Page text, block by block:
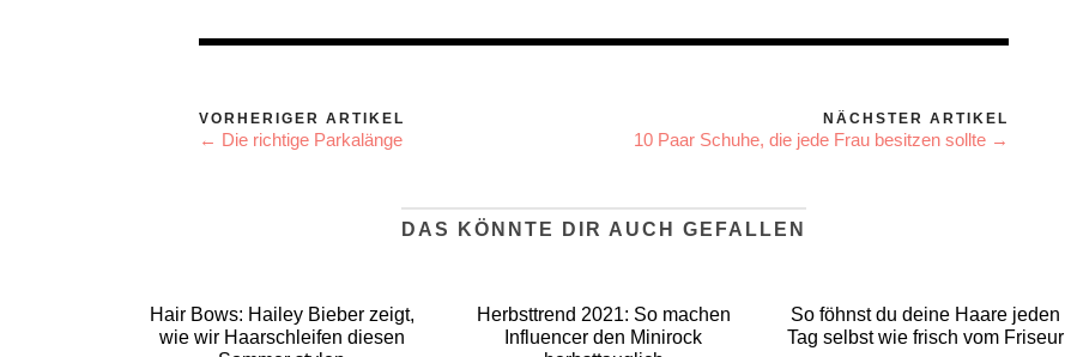
VORHERIGER ARTIKEL
← Die richtige Parkalänge
NÄCHSTER ARTIKEL
10 Paar Schuhe, die jede Frau besitzen sollte →
DAS KÖNNTE DIR AUCH GEFALLEN
Hair Bows: Hailey Bieber zeigt,
wie wir Haarschleifen diesen
Herbsttrend 2021: So machen
Influencer den Minirock
So föhnst du deine Haare jeden
Tag selbst wie frisch vom Friseur